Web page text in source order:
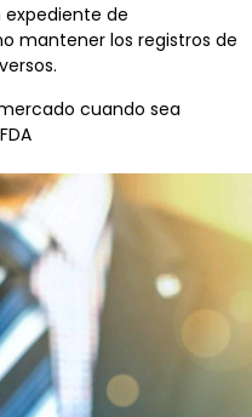
de
mantener los registros de
cuando sea